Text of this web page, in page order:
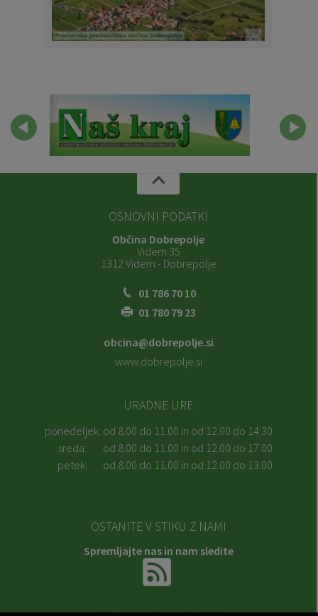
OSNOVNI PODATKI
Občina Dobrepolje
Videm 35
1312 Videm - Dobrepolje
01 786 70 10
01 780 79 23
obcina@dobrepolje.si
www.dobrepolje.si
URADNE URE
ponedeljek: od 8.00 do 11.00 in od 12.00 do 14.30
sreda:
od 8.00 do 11.00 in od 12.00 do 17.00
petek:
od 8.00 do 11.00 in od 12.00 do 13.00
OSTANITE V STIKU Z NAMI
Spremljajte nas in nam sledite